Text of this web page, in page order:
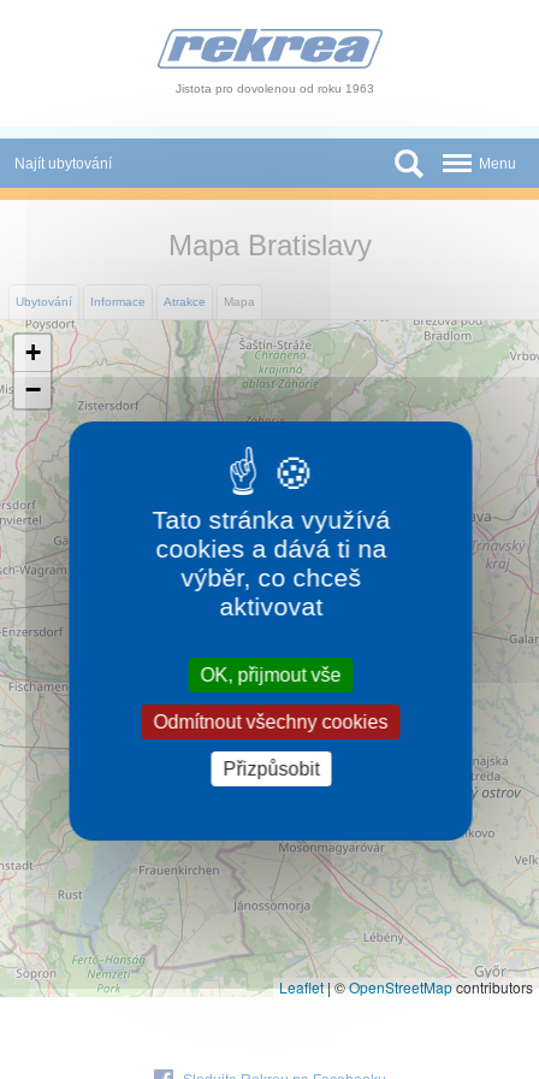
Jistota pro dovolenou od roku 1963
Najít ubytování
Autobusové zájezdy
Skupiny a konference
Novinky
Atrakce
O nás
Kontakt
Menu
Mapa Bratislavy
Ubytování Informace Atrakce Mapa
Bratislava
Oblast kolem hlavního města Slovenska.
+
−
Leaflet|©OpenStreetMapcontributors
Tato stránka využívá
cookies a dává ti na
výběr, co chceš
aktivovat
OK, přijmout vše
Odmítnout všechny cookies
Přizpůsobit